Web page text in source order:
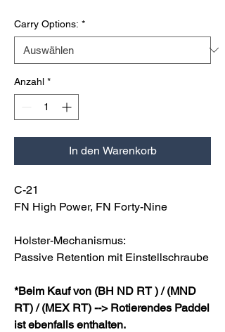
Carry Options: *
Anzahl *
In den Warenkorb
C-21
FN High Power, FN Forty-Nine
Holster-Mechanismus:
Passive Retention mit Einstellschraube
*Beim Kauf von (BH ND RT ) / (MND
RT) / (MEX RT) --> Rotierendes Paddel
ist ebenfalls enthalten.